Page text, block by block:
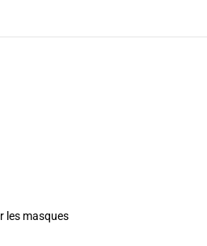
les masques